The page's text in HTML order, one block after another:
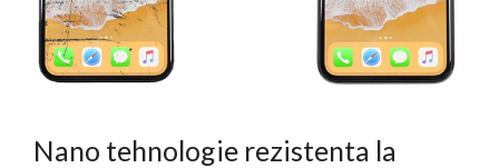
Nano tehnologie rezistenta la